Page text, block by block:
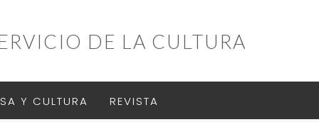
DE LA CULTURA
Y CULTURA REVISTA